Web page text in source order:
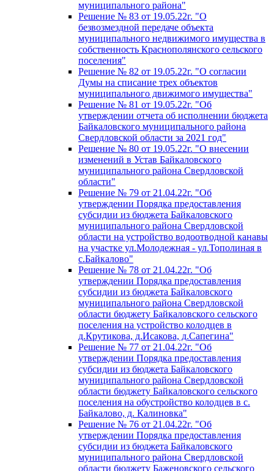
муниципального района"
Решение № 83 от 19.05.22г. "О
безвозмездной передаче объекта
муниципального недвижимого имущества в
собственность Краснополянского сельского
поселения"
Решение № 82 от 19.05.22г. "О согласии
Думы на списание трех объектов
муниципального движимого имущества"
Решение № 81 от 19.05.22г. "Об
утверждении отчета об исполнении бюджета
Байкаловского муниципального района
Свердловской области за 2021 год"
Решение № 80 от 19.05.22г. "О внесении
изменений в Устав Байкаловского
муниципального района Свердловской
области"
Решение № 79 от 21.04.22г. "Об
утверждении Порядка предоставления
субсидии из бюджета Байкаловского
муниципального района Свердловской
области на устройство водоотводной канавы
на участке ул.Молодежная - ул.Тополиная в
с.Байкалово"
Решение № 78 от 21.04.22г. "Об
утверждении Порядка предоставления
субсидии из бюджета Байкаловского
муниципального района Свердловской
области бюджету Байкаловского сельского
поселения на устройство колодцев в
д.Крутикова, д.Исакова, д.Сапегина"
Решение № 77 от 21.04.22г. "Об
утверждении Порядка предоставления
субсидии из бюджета Байкаловского
муниципального района Свердловской
области бюджету Байкаловского сельского
поселения на обустройство колодцев в с.
Байкалово, д. Калиновка"
Решение № 76 от 21.04.22г. "Об
утверждении Порядка предоставления
субсидии из бюджета Байкаловского
муниципального района Свердловской
области бюджету Баженовского сельского